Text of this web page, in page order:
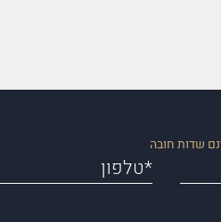
שדות חובה